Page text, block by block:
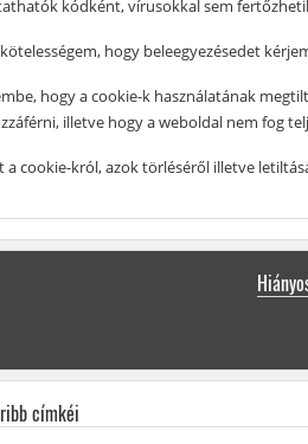
kódként, vírusokkal sem
hogy beleegyezésedet
hogy a cookie-k használatának
illetve hogy a weboldal nem fog
a cookie-król, azok törléséről illetve
címkéi